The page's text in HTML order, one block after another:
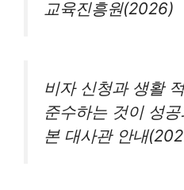
교육진흥원(2026)
비자 신청과 생활
준수하는 것이 성
본 대사관 안내